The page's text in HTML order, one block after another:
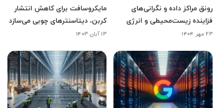
رونق مراکز داده و نگرانی‌های
فزاینده زیست‌محیطی و انرژی
۲۳ مهر ۱۴۰۴
مایکروسافت برای کاهش انتشار
کربن، دیتاسنترهای چوبی می‌سازد
۱۳ آبان ۱۴۰۳